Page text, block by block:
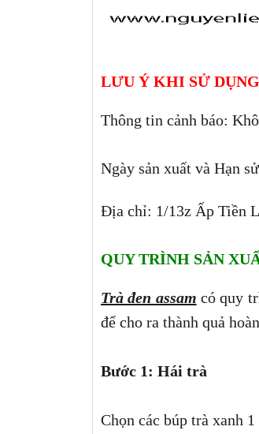
LƯU Ý KHI SỬ DỤNG
Thông tin cảnh báo:
Ngày sản xuất và Hạn
Địa chỉ: 1/13z Ấp Tiền
QUY TRÌNH SẢN
Trà đen assam có quy
để cho ra thành quả
Bước 1: Hái trà
Chọn các búp trà xanh